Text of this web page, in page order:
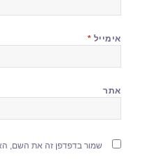
אימייל *
אתר
שמור בדפדפן זה את השם,